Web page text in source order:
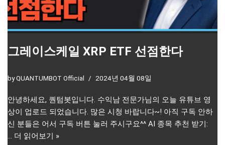
그레이스케일 XRP ETF 선점한다
byQUANTUMBOT Official 2024년 04월 08일
안녕하세요, 퀀텀봇입니다. 수익남 전문가님의 오늘 유튜브 영
상이 업로드 되었습니다. 많은 시청 바랍니다~! 아직 구독 안하
신 분들은 어서 구독 버튼 눌러 주시구요^^ AI 종목 추천 받기:
… 더 읽어보기 »